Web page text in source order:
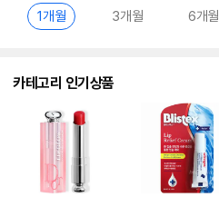
1개월 3개월 6개월
카테고리 인기상품